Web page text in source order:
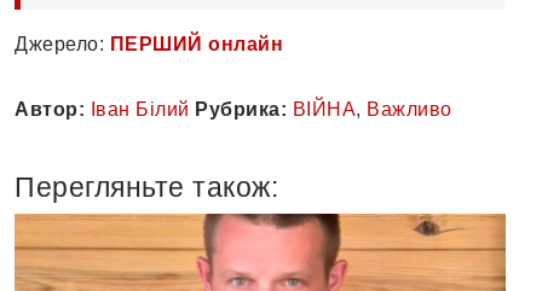
Джерело: ПЕРШИЙ онлайн
Автор: Іван Білий Рубрика: ВІЙНА, Важливо
Перегляньте також: